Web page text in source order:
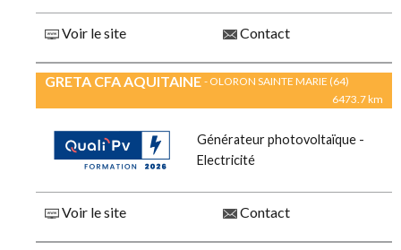
Voir le site Contact
GRETA CFA AQUITAINE - OLORON SAINTE MARIE (64)
6473.7 km
Générateur photovoltaïque -
Electricité
Voir le site Contact